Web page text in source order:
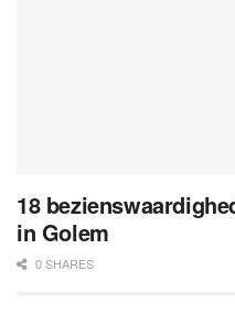
18
in Golem
0 SHARES